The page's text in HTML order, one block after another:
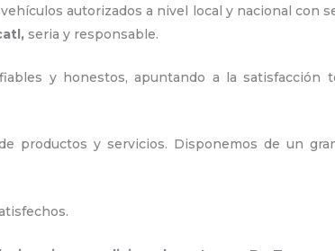
autorizados a nivel local y nacional con
seria y responsable.
y honestos, apuntando a la
productos y servicios. Disponemos de un